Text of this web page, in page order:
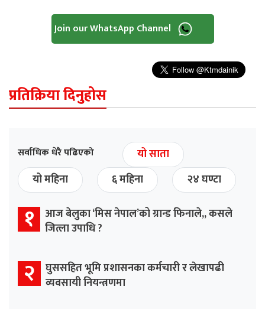
Join our WhatsApp Channel
प्रतिक्रिया दिनुहोस
सर्वाधिक धेरै पढिएको
यो साता
यो महिना
६ महिना २४ घण्टा
१ आज बेलुका ‘मिस नेपाल’को ग्रान्ड फिनाले,, कसले
जित्ला उपाधि ?
२ घुससहित भूमि प्रशासनका कर्मचारी र लेखापढी
व्यवसायी नियन्त्रणमा